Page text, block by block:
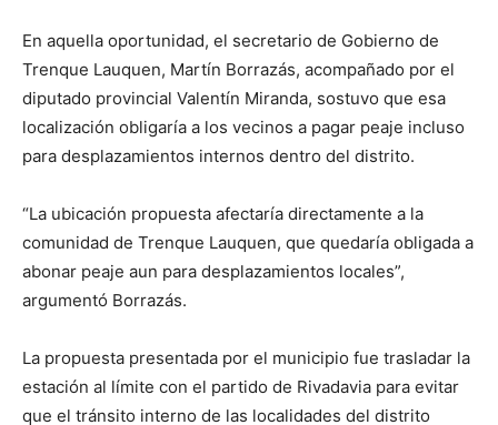
En aquella oportunidad, el secretario de Gobierno de
Trenque Lauquen, Martín Borrazás, acompañado por el
diputado provincial Valentín Miranda, sostuvo que esa
localización obligaría a los vecinos a pagar peaje incluso
para desplazamientos internos dentro del distrito.
“La ubicación propuesta afectaría directamente a la
comunidad de Trenque Lauquen, que quedaría obligada a
abonar peaje aun para desplazamientos locales”,
argumentó Borrazás.
La propuesta presentada por el municipio fue trasladar la
estación al límite con el partido de Rivadavia para evitar
que el tránsito interno de las localidades del distrito